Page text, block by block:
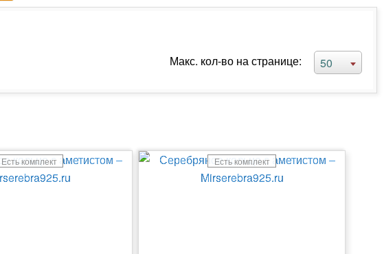
Макс. кол-во на странице: 50
Есть комплект Есть комплект